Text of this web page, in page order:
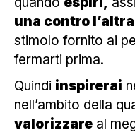
una contro l’altra
stimolo fornito ai
fermarti prima.
Quindi inspirerai
nell’ambito della
valorizzare al